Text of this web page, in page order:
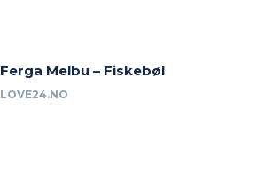
Ferga Melbu – Fiskebøl
LOVE24.NO